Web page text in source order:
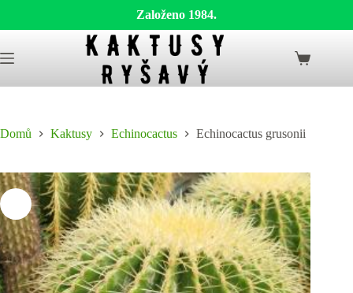
Založeno 1984.
to
content
Shopping
Domů Kaktusy Echinocactus Echinocactus grusonii